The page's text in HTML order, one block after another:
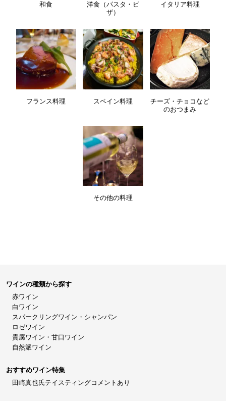
和食
洋食（パスタ・ピ
ザ）
イタリア料理
フランス料理 スペイン料理
チーズ・チョコなど
のおつまみ
その他の料理
ワインの種類から探す
赤ワイン
白ワイン
スパークリングワイン・シャンパン
ロゼワイン
貴腐ワイン・甘口ワイン
自然派ワイン
おすすめワイン特集
田崎真也氏テイスティングコメントあり